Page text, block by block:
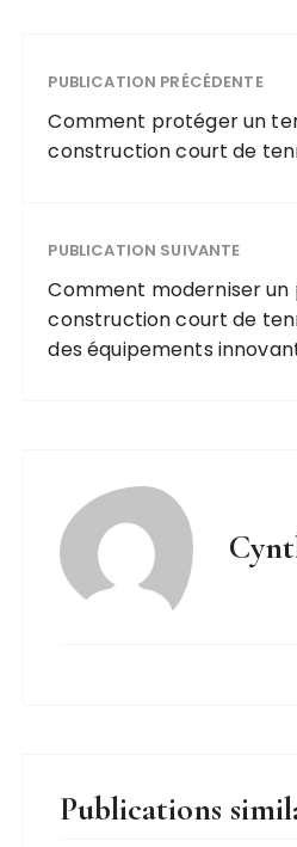
PUBLICATION PRÉCÉDENTE
Comment protéger un
construction court de
PUBLICATION SUIVANTE
Comment moderniser un
construction court de
des équipements
Publications